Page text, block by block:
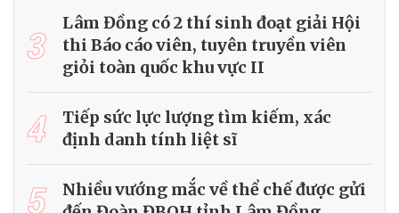
3
Lâm Đồng có 2 thí sinh đoạt giải Hội
thi Báo cáo viên, tuyên truyền viên
giỏi toàn quốc khu vực II
4
Tiếp sức lực lượng tìm kiếm, xác
định danh tính liệt sĩ
5
Nhiều vướng mắc về thể chế được gửi